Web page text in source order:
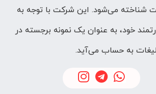
شناخته می‌شود. این شرکت با توجه به
خود، به عنوان یک نمونه برجسته در
به حساب می‌آید.